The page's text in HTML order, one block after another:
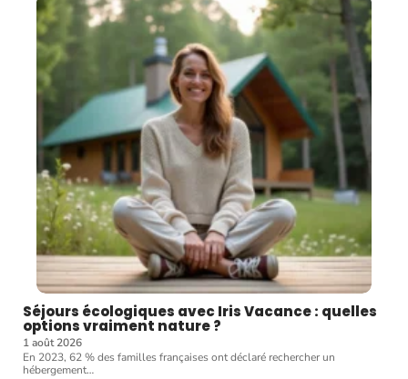
Séjours écologiques avec Iris Vacance : quelles
options vraiment nature ?
1 août 2026
En 2023, 62 % des familles françaises ont déclaré rechercher un
hébergement…